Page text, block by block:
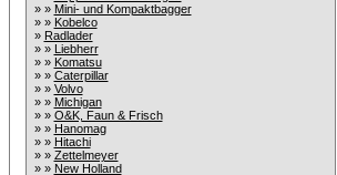
» » Mini- und Kompaktbagger
» » Kobelco
» Radlader
» » Liebherr
» » Komatsu
» » Caterpillar
» » Volvo
» » Michigan
» » O&K, Faun & Frisch
» » Hanomag
» » Hitachi
» » Zettelmeyer
» » New Holland